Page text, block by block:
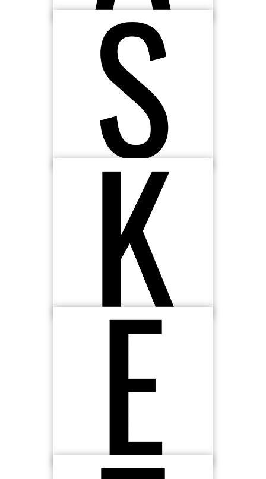
De bonnes passes, un dribble sûr te permettent de
résister à la pression défensive et d'être agressif
Améliorer tes qualités physiques
Une bonne préparation physique pour être plus
performant(e) que ton adversaire
La gestion de ton stress, de tes émotions, de ta